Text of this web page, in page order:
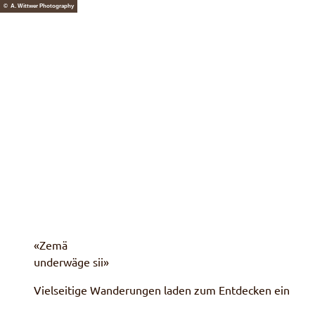
Z© A. Wittwer Photography
«Zemä
underwäge sii»
Vielseitige Wanderungen laden zum Entdecken ein